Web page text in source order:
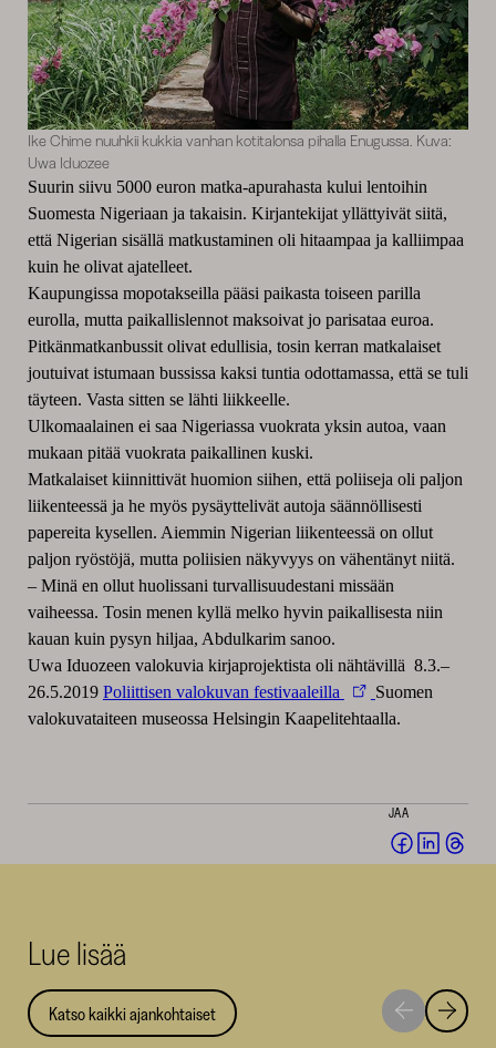
Ike Chime nuuhkii kukkia vanhan kotitalonsa pihalla Enugussa. Kuva:
Uwa Iduozee
Suurin siivu 5000 euron matka-apurahasta kului lentoihin
Suomesta Nigeriaan ja takaisin. Kirjantekijat yllättyivät siitä,
että Nigerian sisällä matkustaminen oli hitaampaa ja kalliimpaa
kuin he olivat ajatelleet.
Kaupungissa mopotakseilla pääsi paikasta toiseen parilla
eurolla, mutta paikallislennot maksoivat jo parisataa euroa.
Pitkänmatkanbussit olivat edullisia, tosin kerran matkalaiset
joutuivat istumaan bussissa kaksi tuntia odottamassa, että se tuli
täyteen. Vasta sitten se lähti liikkeelle.
Ulkomaalainen ei saa Nigeriassa vuokrata yksin autoa, vaan
mukaan pitää vuokrata paikallinen kuski.
Matkalaiset kiinnittivät huomion siihen, että poliiseja oli paljon
liikenteessä ja he myös pysäyttelivät autoja säännöllisesti
papereita kysellen. Aiemmin Nigerian liikenteessä on ollut
paljon ryöstöjä, mutta poliisien näkyvyys on vähentänyt niitä.
– Minä en ollut huolissani turvallisuudestani missään
vaiheessa. Tosin menen kyllä melko hyvin paikallisesta niin
kauan kuin pysyn hiljaa, Abdulkarim sanoo.
Uwa Iduozeen valokuvia kirjaprojektista oli nähtävillä 8.3.–
26.5.2019 Poliittisen valokuvan festivaaleilla
Suomen
valokuvataiteen museossa Helsingin Kaapelitehtaalla.
JAA
Jaa Jaa
Lue lisää
Katso kaikki ajankohtaiset
Siirry
seuraavaan
Siirry